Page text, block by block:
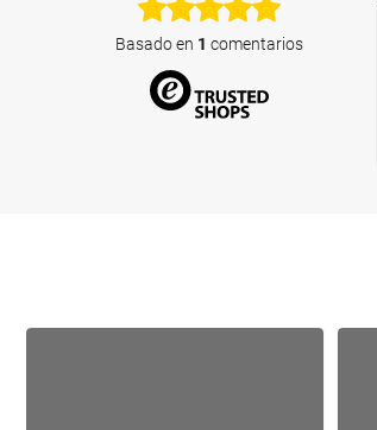
Basado en 1 comentarios